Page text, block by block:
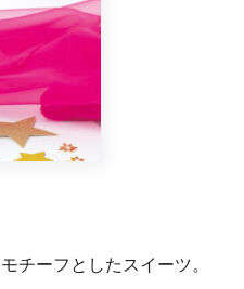
チーフとしたスイーツ。